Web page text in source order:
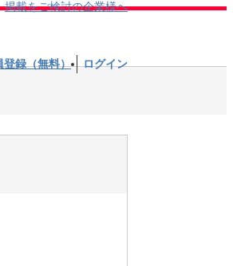
掲載をご検討の企業様へ
登録（無料） ログイン